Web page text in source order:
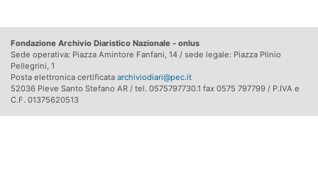
Fondazione Archivio Diaristico Nazionale - onlus
Sede operativa: Piazza Amintore Fanfani, 14 / sede legale: Piazza Plinio
Pellegrini, 1
Posta elettronica certificata archiviodiari@pec.it
52036 Pieve Santo Stefano AR / tel. 0575797730.1 fax 0575 797799 / P.IVA e
C.F. 01375620513